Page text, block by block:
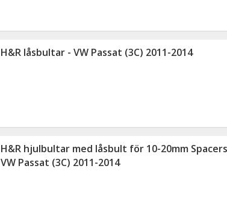
H&R låsbultar - VW Passat (3C) 2011-2014
H&R hjulbultar med låsbult för 10-20mm
VW Passat (3C) 2011-2014